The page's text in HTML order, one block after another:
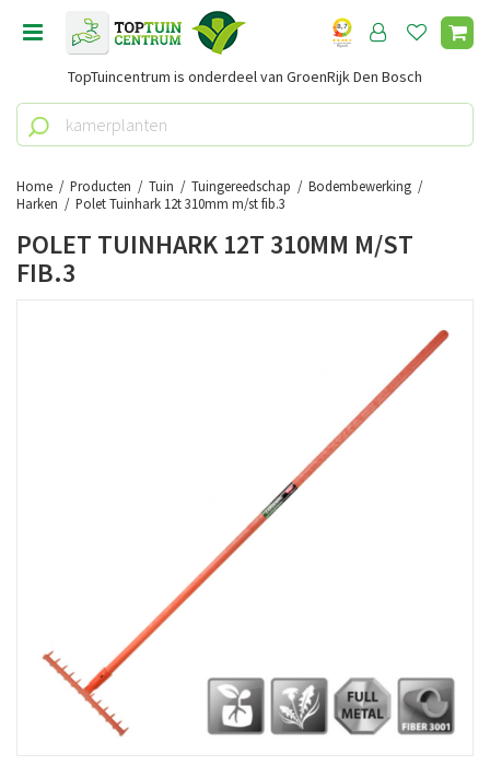
Home Producten Tuin Tuingereedschap
Bodembewerking
Harken
Polet Tuinhark 12t 310mm m/st fib.3
TopTuincentrum is onderdeel van GroenRijk Den Bosch
POLET TUINHARK 12T 310MM M/ST
FIB.3